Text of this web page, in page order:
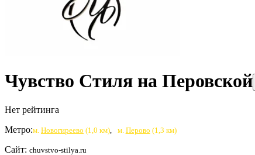
Чувство Стиля на Перовской
Нет рейтинга
Метро:м. Новогиреево (1,0 км) м. Перово (1,3 км)
Сайт: chuvstvo-stilya.ru